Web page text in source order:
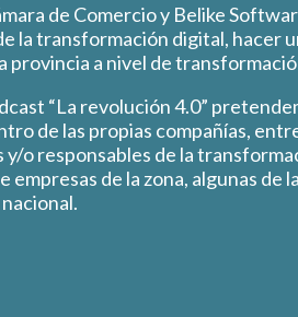
de Comercio y Belike
la transformación digital, hacer
provincia a nivel de
“La revolución 4.0”
de las propias compañías,
o responsables de la
empresas de la zona, algunas de